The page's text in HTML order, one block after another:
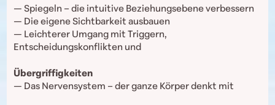
— Spiegeln – die intuitive Beziehungsebene verbessern
— Die eigene Sichtbarkeit ausbauen
— Leichterer Umgang mit Triggern,
Entscheidungskonflikten und
Übergriffigkeiten
— Das Nervensystem – der ganze Körper denkt mit